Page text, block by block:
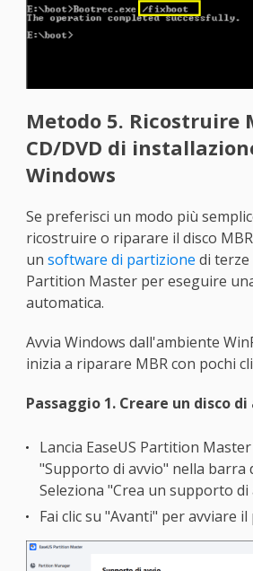
Metodo 5. Ricostruire
CD/DVD di
Windows
Se preferisci un modo più
ricostruire o riparare il disco
un software di partizione di terze
Partition Master per eseguire
automatica.
Avvia Windows dall'ambiente
inizia a riparare MBR con pochi
Passaggio 1. Creare un disco di
Lancia EaseUS Partition Master
"Supporto di avvio" nella barra
Seleziona "Crea un supporto di
Fai clic su "Avanti" per avviare il